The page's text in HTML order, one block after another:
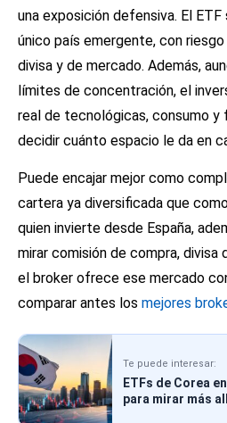
una exposición defensiva. El
único país emergente, con
divisa y de mercado. Además,
límites de concentración, el
real de tecnológicas, consumo y
decidir cuánto espacio le da en
Puede encajar mejor como
cartera ya diversificada que
quien invierte desde España,
mirar comisión de compra, divisa
el broker ofrece ese mercado
comparar antes los mejores
Te puede interesar:
ETFs de Corea
para mirar más